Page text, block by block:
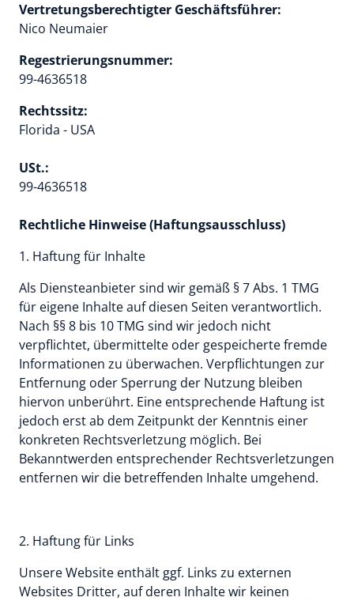
Vertretungsberechtigter Geschäftsführer:
Nico Neumaier
Regestrierungsnummer:
99-4636518
Rechtssitz:
Florida - USA
USt.:
99-4636518
Rechtliche Hinweise (Haftungsausschluss)
1. Haftung für Inhalte
Als Diensteanbieter sind wir gemäß § 7 Abs. 1 TMG
für eigene Inhalte auf diesen Seiten verantwortlich.
Nach §§ 8 bis 10 TMG sind wir jedoch nicht
verpflichtet, übermittelte oder gespeicherte fremde
Informationen zu überwachen. Verpflichtungen zur
Entfernung oder Sperrung der Nutzung bleiben
hiervon unberührt. Eine entsprechende Haftung ist
jedoch erst ab dem Zeitpunkt der Kenntnis einer
konkreten Rechtsverletzung möglich. Bei
Bekanntwerden entsprechender Rechtsverletzungen
entfernen wir die betreffenden Inhalte umgehend.
2. Haftung für Links
Unsere Website enthält ggf. Links zu externen
Websites Dritter, auf deren Inhalte wir keinen